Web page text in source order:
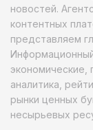
новостей.
контентных
представляем
экономические,
аналитика,
рынки ценных
несырьевых